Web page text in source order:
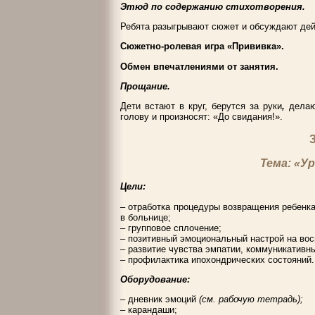
Этюд по содержанию стихотворения.
Ребята разыгрывают сюжет и обсуждают
Сюжетно-ролевая игра «Прививка».
Обмен впечатлениями от занятия.
Прощание.
Дети встают в круг, берутся за руки,
голову и произносят: «До свидания!».
Тема:
Цели:
– отработка процедуры возвращения
в больнице;
– групповое сплочение;
– позитивный эмоциональный настрой на
– развитие чувства эмпатии,
– профилактика ипохондрических состояний.
Оборудование:
– дневник эмоций (см. рабочую тетрадь);
– карандаши;